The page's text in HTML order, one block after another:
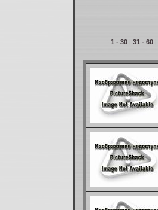
1 - 30| 31 - 60|